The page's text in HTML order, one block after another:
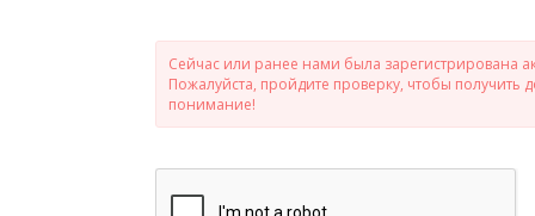
Сейчас или ранее нами была зарегистрирована
Пожалуйста, пройдите проверку, чтобы
понимание!